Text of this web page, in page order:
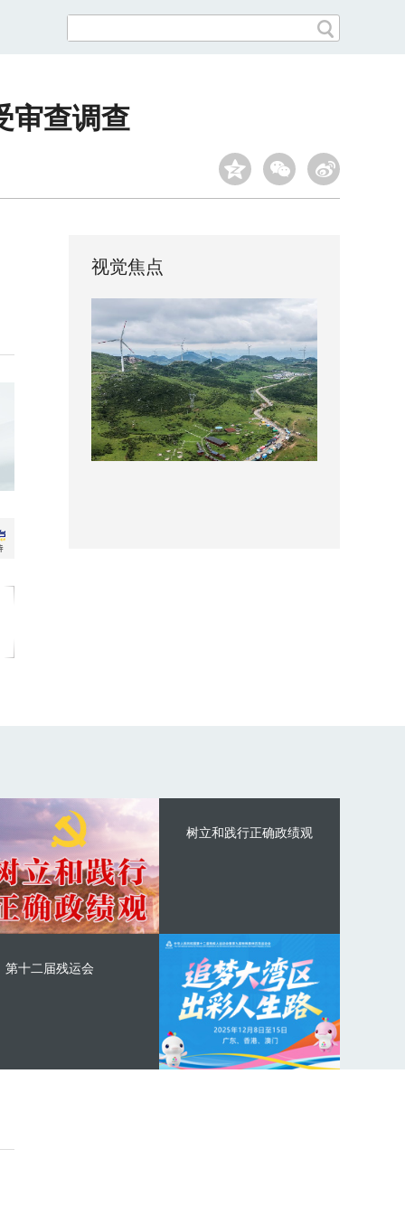
审查调查
视觉焦点
树立和践行正确政绩观
第十二届残运会